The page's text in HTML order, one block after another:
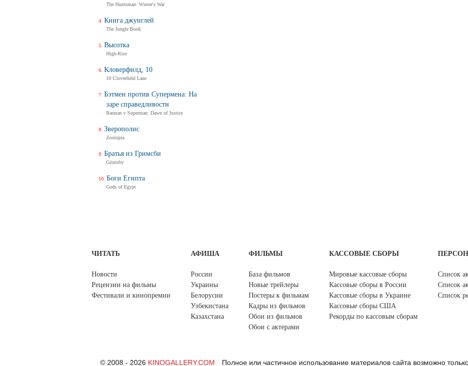
The Huntsman: Winter's War
Книга джунглей
The Jungle Book
Высотка
High-Rise
Кловерфилд, 10
10 Cloverfield Lane
Бэтмен против Супермена: На
заре справедливости
Batman v Superman: Dawn of Justice
Зверополис
Zootopia
Братья из Гримсби
Grimsby
Боги Египта
Gods of Egypt
ЧИТАТЬ
Новости
Рецензии на фильмы
Фестивали и кинопремии
АФИША
России
Украины
Белорусии
Узбекистана
Казахстана
ФИЛЬМЫ
База фильмов
Новые трейлеры
Постеры к фильмам
Кадры из фильмов
Обои из фильмов
Обои с актерами
КАССОВЫЕ СБОРЫ
Мировые кассовые сборы
Кассовые сборы в России
Кассовые сборы в Украине
Кассовые сборы США
Рекорды по кассовым сборам
Список
Список
Список
© 2008 - 2026 KINOGALLERY.COM Полное или частичное использование материалов сайта возможно